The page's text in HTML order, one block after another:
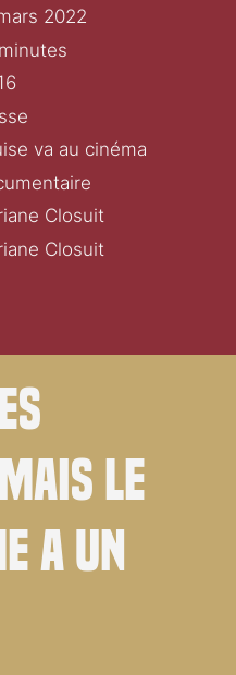
2022
va au cinéma
Closuit
Closuit
le
a un